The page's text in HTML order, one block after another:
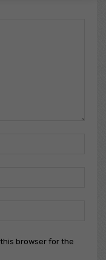
browser for the